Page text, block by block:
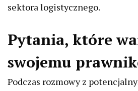
sektora logistycznego.
Pytania, które
swojemu
Podczas rozmowy z